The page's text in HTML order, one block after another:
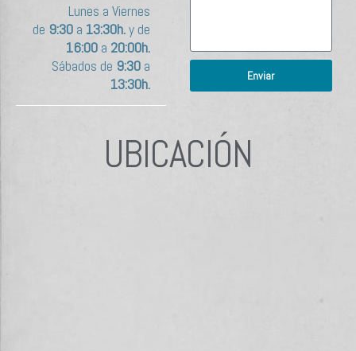
Lunes a Viernes
de 9:30a 13:30h.y de
16:00a 20:00h.
Sábados de 9:30a
13:30h.
Enviar
UBICACIÓN